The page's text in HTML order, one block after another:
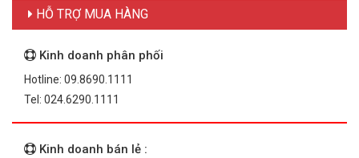
HỖ TRỢ MUA HÀNG
Kinh doanh phân phối
Hotline: 09.8690.1111
Tel: 024.6290.1111
Kinh doanh bán lẻ :